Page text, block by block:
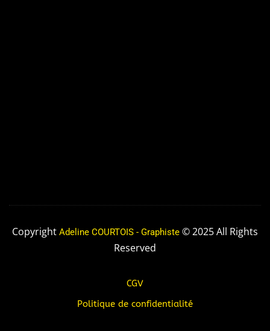
Copyright Adeline COURTOIS - Graphiste © 2025 All Rights
Reserved
CGV
Politique de confidentialité